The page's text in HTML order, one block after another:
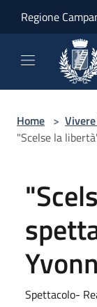
Regione
Home >
"Scelse la
Spettacolo-